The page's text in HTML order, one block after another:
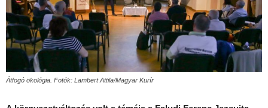
Átfogó ökológia. Fotók: Lambert Attila/Magyar Kurír